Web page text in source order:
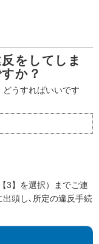
をしてしま
か？
うすればいいです
3】を選択）までご連
頭し､所定の違反手続